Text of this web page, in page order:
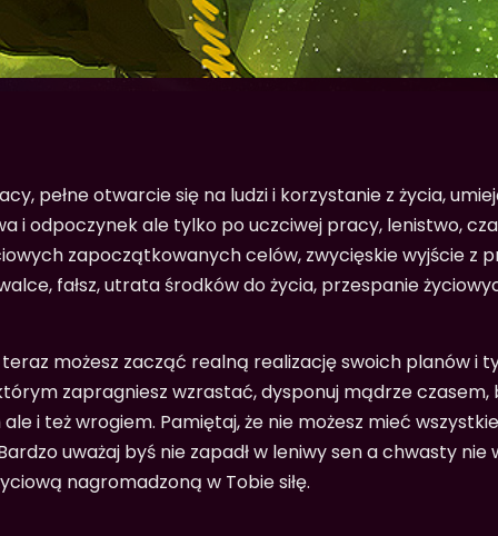
pełne otwarcie się na ludzi i korzystanie z życia,
i odpoczynek ale tylko po uczciwej pracy, lenistwo,
zapoczątkowanych celów, zwycięskie wyjście z
fałsz, utrata środków do życia, przespanie
teraz możesz zacząć realną realizację swoich planów i
zapragniesz wzrastać, dysponuj mądrze czasem,
i też wrogiem. Pamiętaj, że nie możesz mieć
uważaj byś nie zapadł w leniwy sen a chwasty nie
nagromadzoną w Tobie siłę.